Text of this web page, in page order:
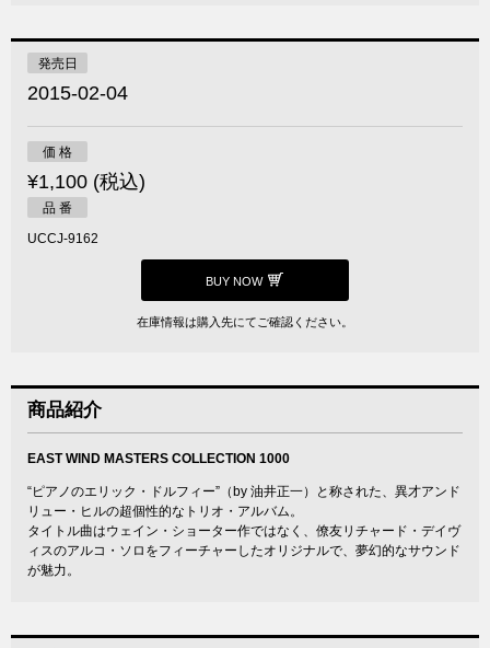
発売日
2015-02-04
価 格
¥1,100 (税込)
品 番
UCCJ-9162
BUY NOW
在庫情報は購入先にてご確認ください。
商品紹介
EAST WIND MASTERS COLLECTION 1000
“ピアノのエリック・ドルフィー”（by 油井正一）と称された、異才アンド
リュー・ヒルの超個性的なトリオ・アルバム。
タイトル曲はウェイン・ショーター作ではなく、僚友リチャード・デイヴ
ィスのアルコ・ソロをフィーチャーしたオリジナルで、夢幻的なサウンド
が魅力。